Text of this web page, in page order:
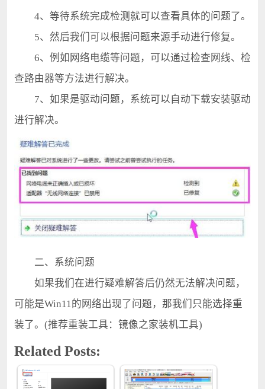
4、等待系统完成检测就可以查看具体的问题了。
5、然后我们可以根据问题来源手动进行修复。
6、例如网络电缆等问题，可以通过检查网线、检
查路由器等方法进行解决。
7、如果是驱动问题，系统可以自动下载安装驱动
进行解决。
二、系统问题
如果我们在进行疑难解答后仍然无法解决问题，
可能是Win11的网络出现了问题，那我们只能选择重
装了。(推荐重装工具：镜像之家装机工具)
Related Posts: